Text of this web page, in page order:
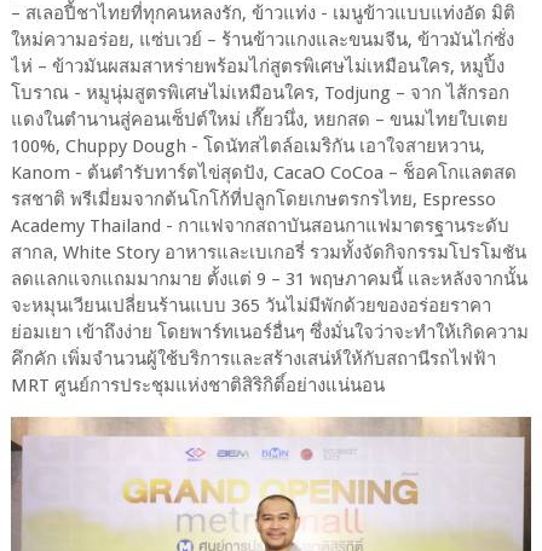
– สเลอปี้ชาไทยที่ทุกคนหลงรัก, ข้าวแท่ง - เมนูข้าวแบบแท่งอัด มิติ
ใหม่ความอร่อย, แซ่บเวย์ – ร้านข้าวแกงและขนมจีน, ข้าวมันไก่ซั่ง
ไห่ – ข้าวมันผสมสาหร่ายพร้อมไก่สูตรพิเศษไม่เหมือนใคร, หมูปิ้ง
โบราณ - หมูนุ่มสูตรพิเศษไม่เหมือนใคร, Todjung – จาก ไส้กรอก
แดงในตำนานสู่คอนเซ็ปต์ใหม่ เกี๊ยวนึ่ง, หยกสด – ขนมไทยใบเตย
100%, Chuppy Dough - โดนัทสไตล์อเมริกัน เอาใจสายหวาน,
Kanom - ต้นตำรับทาร์ตไข่สุดปัง, CacaO CoCoa – ช็อคโกแลตสด
รสชาติ พรีเมี่ยมจากต้นโกโก้ที่ปลูกโดยเกษตรกรไทย, Espresso
Academy Thailand - กาแฟจากสถาบันสอนกาแฟมาตรฐานระดับ
สากล, White Story อาหารและเบเกอรี่ รวมทั้งจัดกิจกรรมโปรโมชัน
ลดแลกแจกแถมมากมาย ตั้งแต่ 9 – 31 พฤษภาคมนี้ และหลังจากนั้น
จะหมุนเวียนเปลี่ยนร้านแบบ 365 วันไม่มีพักด้วยของอร่อยราคา
ย่อมเยา เข้าถึงง่าย โดยพาร์ทเนอร์อื่นๆ ซึ่งมั่นใจว่าจะทำให้เกิดความ
คึกคัก เพิ่มจำนวนผู้ใช้บริการและสร้างเสน่ห์ให้กับสถานีรถไฟฟ้า
MRT ศูนย์การประชุมแห่งชาติสิริกิติ์อย่างแน่นอน